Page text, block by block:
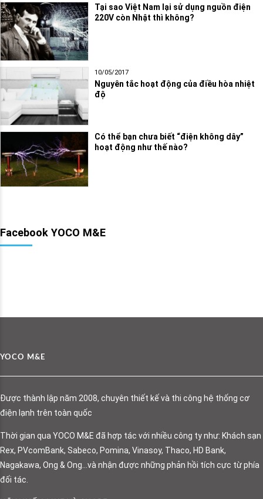
Tại sao Việt Nam lại sử dụng nguồn điện
220V còn Nhật thì không?
10/05/2017
Nguyên tắc hoạt động của điều hòa nhiệt
độ
Có thể bạn chưa biết “điện không dây”
hoạt động như thế nào?
Facebook YOCO M&E
YOCO M&E
Được thành lập năm 2008, chuyên thiết kế và thi công hệ thống cơ
điện lạnh trên toàn quốc
Thời gian qua YOCO M&E đã hợp tác với nhiều công ty như: Khách sạn
Rex, PVcomBank, Sabeco, Pomina, Vinasoy, Thaco, HD Bank,
Nagakawa, Ong & Ong…và nhận được những phản hồi tích cực từ phía
đối tác.